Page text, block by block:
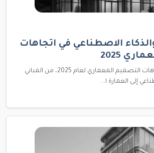
الاصطناعي في اتجاهات
2025
تعرف على أحدث اتجاهات التصميم المعماري لعام 2025، من المباني
إلى العمارة ا...